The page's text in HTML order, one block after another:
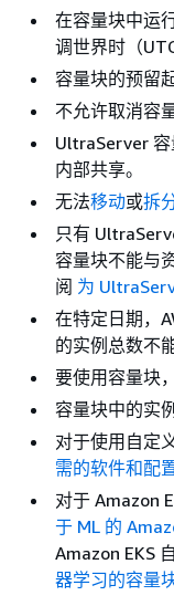
在容量块中运
调世界时（
容量块的预留
不允许取消容
UltraServer 容
内部共享。
无法移动或拆
只有
容量块不能与
阅 为
在特定日期，
的实例总数不
要使用容量块
容量块中的实
对于使用自定
需的软件和配
对于 Amazon
于 ML 的
Amazon EKS
器学习的容量